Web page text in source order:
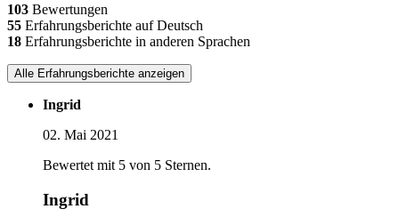
103 Bewertungen
55 Erfahrungsberichte auf Deutsch
18 Erfahrungsberichte in anderen Sprachen
Alle Erfahrungsberichte anzeigen
Ingrid
02. Mai 2021
Bewertet mit 5 von 5 Sternen.
Ingrid